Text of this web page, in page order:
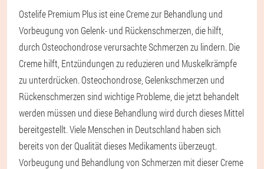
Ostelife Premium Plus ist eine Creme zur Behandlung und
Vorbeugung von Gelenk- und Rückenschmerzen, die hilft,
durch Osteochondrose verursachte Schmerzen zu lindern. Die
Creme hilft, Entzündungen zu reduzieren und Muskelkrämpfe
zu unterdrücken. Osteochondrose, Gelenkschmerzen und
Rückenschmerzen sind wichtige Probleme, die jetzt behandelt
werden müssen und diese Behandlung wird durch dieses Mittel
bereitgestellt. Viele Menschen in Deutschland haben sich
bereits von der Qualität dieses Medikaments überzeugt.
Vorbeugung und Behandlung von Schmerzen mit dieser Creme